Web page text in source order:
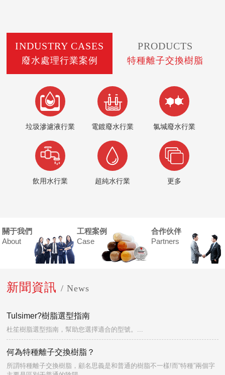
INDUSTRY CASES
廢水處理行業案例
PRODUCTS
特種離子交換樹脂
垃圾滲濾液行業 電鍍廢水行業 氯堿廢水行業
飲用水行業 超純水行業 更多
關于我們
About
工程案例
Case
合作伙伴
Partners
新聞資訊/ News
Tulsimer?樹脂選型指南
杜笙樹脂選型指南，幫助您選擇適合的型號。...
何為特種離子交換樹脂？
所謂特種離子交換樹脂，顧名思義是和普通的樹脂不一樣!而“特種”兩個字